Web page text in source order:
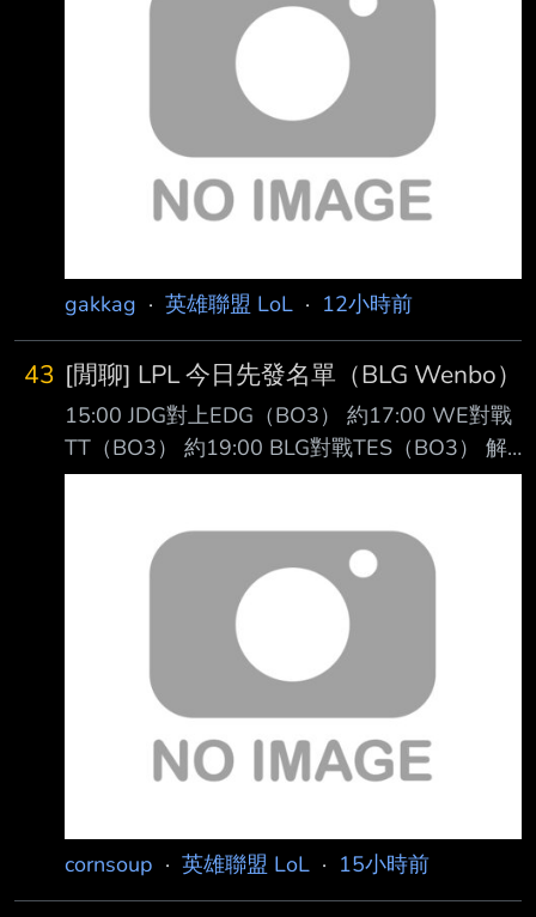
色池要有 傳統大核法師 節奏法師(逆命、加里歐)
刺客 偶爾版本對了還要拿坦克或是ad中路 加上
團戰意識要高 （輸出核心） 除了對線還要跟野
輔連動 什麼時候該在哪裡該有什麼裝備狀態都
會影響龍團資源團的結果 最重要每一隊中路幾
乎都是人氣擔當 以資方角度
gakkag · 英雄聯盟 LoL · 12小時前
43 [閒聊] LPL 今日先發名單（BLG Wenbo）
15:00 JDG對上EDG（BO3） 約17:00 WE對戰
TT（BO3） 約19:00 BLG對戰TES（BO3） 解
說：鼓鼓、王淞、王多多、懷南 主持：駱歆
https://imgpoi.com/i/OF8X79.png
https://imgpoi.com/i/OF8FM5.png -- 結果是兩
個新人上路對打 阿說好的BIN哥回歸呢? -- 鷹嶺
ルイ推 https://youtu.be/Ix-f51aq8SY
https://img
cornsoup · 英雄聯盟 LoL · 15小時前